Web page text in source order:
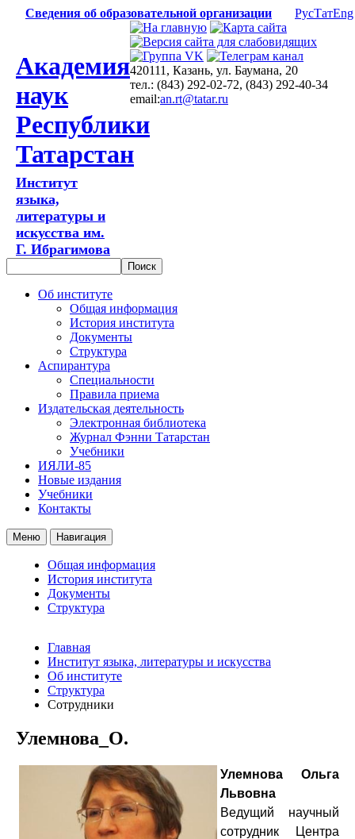
Сведения об образовательной организации РусТатEng
Академия
наук
Республики
Татарстан
Институт
языка,
литературы и
искусства им.
Г. Ибрагимова
420111, Казань, ул. Баумана, 20
тел.: (843) 292-02-72, (843) 292-40-34
email:an.rt@tatar.ru
Об институте
Общая информация
История института
Документы
Структура
Аспирантура
Специальности
Правила приема
Издательская деятельность
Электронная библиотека
Журнал Фэнни Татарстан
Учебники
ИЯЛИ-85
Новые издания
Учебники
Контакты
Меню Навигация
Общая информация
История института
Документы
Структура
Главная
Институт языка, литературы и искусства
Об институте
Структура
Сотрудники
Улемнова_О.
Улемнова Ольга
Львовна
Ведущий научный
сотрудник Центра